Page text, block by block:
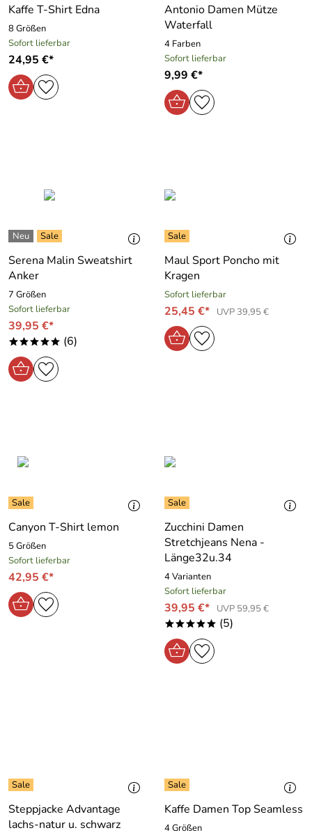
Kaffe T-Shirt Edna
8 Größen
Sofort lieferbar
24,95 €*
Antonio Damen Mütze
Waterfall
4 Farben
Sofort lieferbar
9,99 €*
Serena Malin Sweatshirt
Anker
7 Größen
Sofort lieferbar
39,95 €*
***** (6)
Maul Sport Poncho mit
Kragen
Sofort lieferbar
25,45 €* UVP 39,95 €
Canyon T-Shirt lemon
5 Größen
Sofort lieferbar
42,95 €*
Zucchini Damen
Stretchjeans Nena -
Länge32u.34
4 Varianten
Sofort lieferbar
39,95 €* UVP 59,95 €
***** (5)
Steppjacke Advantage
lachs-natur u. schwarz
Kaffe Damen Top Seamless
4 Größen